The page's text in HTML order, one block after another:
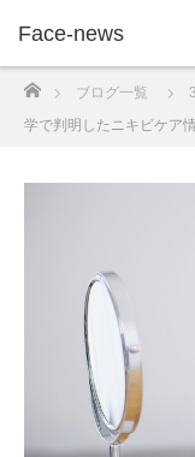
Face-news
ブログ一覧
学で判明したニキビケア